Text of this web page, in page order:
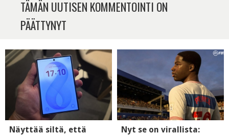
TÄMÄN UUTISEN KOMMENTOINTI ON
PÄÄTTYNYT
Näyttää siltä, että
Nyt se on virallista: